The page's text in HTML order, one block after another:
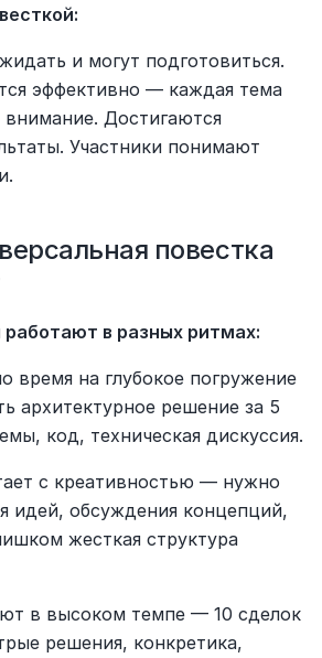
и могут подготовиться.
эффективно — каждая тема
внимание. Достигаются
Участники понимают
повестка
в разных ритмах:
время на глубокое погружение
архитектурное решение за 5
код, техническая дискуссия.
с креативностью — нужно
идей, обсуждения концепций,
жесткая структура
в высоком темпе — 10 сделок
решения, конкретика,